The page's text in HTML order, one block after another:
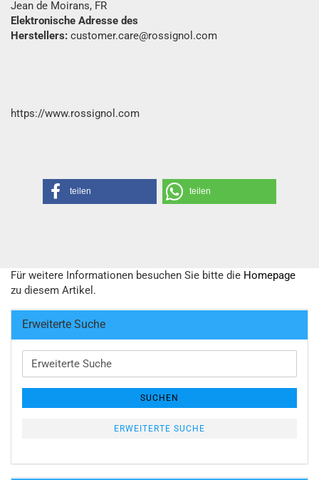
Jean de Moirans, FR
Elektronische Adresse des
Herstellers: customer.care@rossignol.com
https://www.rossignol.com
teilen teilen
Für weitere Informationen besuchen Sie bitte die Homepage
zu diesem Artikel.
Erweiterte Suche
Erweiterte
Suche
SUCHEN
ERWEITERTE SUCHE